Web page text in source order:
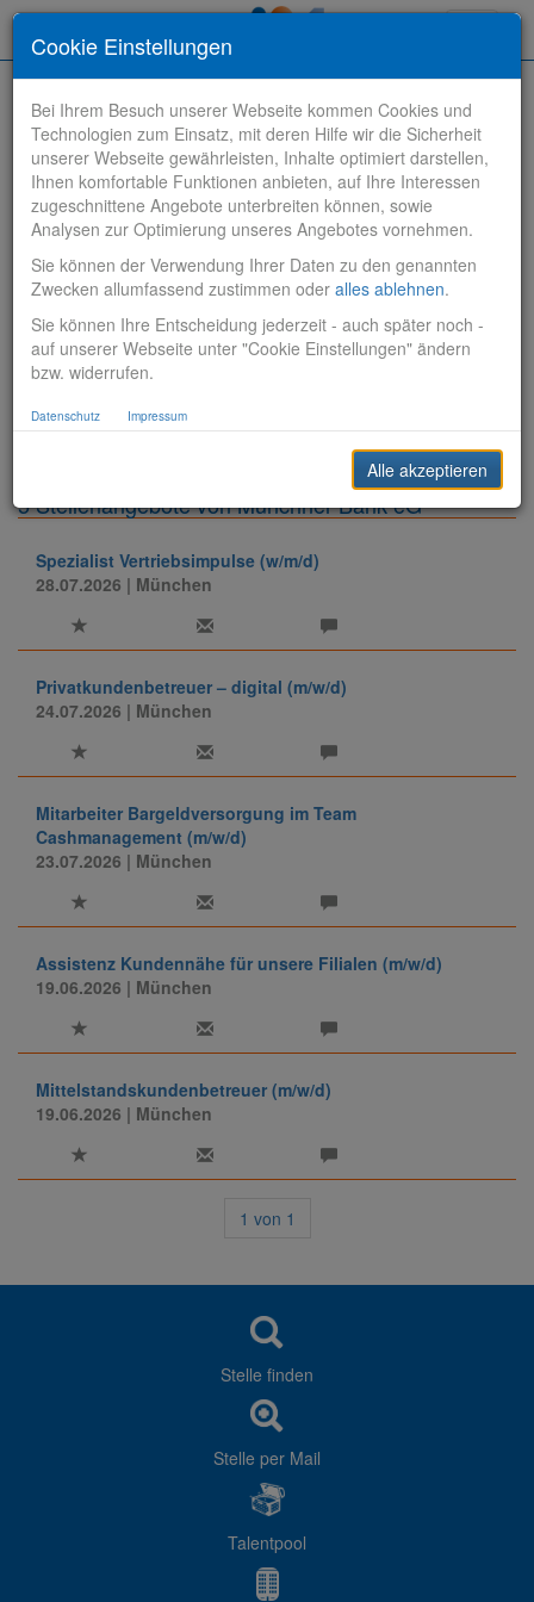
Stelle finden
Vertriebsbank
Produktionsbank
Sonstiges
5 Stellenangebote von Münchner Bank eG
Spezialist Vertriebsimpulse (w/m/d)
28.07.2026 | München
Privatkundenbetreuer – digital (m/w/d)
24.07.2026 | München
Mitarbeiter Bargeldversorgung im Team
Cashmanagement (m/w/d)
23.07.2026 | München
Assistenz Kundennähe für unsere Filialen (m/w/d)
19.06.2026 | München
Mittelstandskundenbetreuer (m/w/d)
19.06.2026 | München
1 von 1
Stelle finden
Stelle per Mail
Talentpool
Cookie Einstellungen
Bei Ihrem Besuch unserer Webseite kommen Cookies und
Technologien zum Einsatz, mit deren Hilfe wir die Sicherheit
unserer Webseite gewährleisten, Inhalte optimiert darstellen,
Ihnen komfortable Funktionen anbieten, auf Ihre Interessen
zugeschnittene Angebote unterbreiten können, sowie
Analysen zur Optimierung unseres Angebotes vornehmen.
Sie können der Verwendung Ihrer Daten zu den genannten
Zwecken allumfassend zustimmen oder alles ablehnen.
Sie können Ihre Entscheidung jederzeit - auch später noch -
auf unserer Webseite unter "Cookie Einstellungen" ändern
bzw. widerrufen.
Datenschutz Impressum
Alle akzeptieren